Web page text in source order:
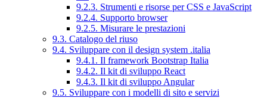
9.2.3. Strumenti e risorse per CSS e JavaScript
9.2.4. Supporto browser
9.2.5. Misurare le prestazioni
9.3. Catalogo del riuso
9.4. Sviluppare con il design system .italia
9.4.1. Il framework Bootstrap Italia
9.4.2. Il kit di sviluppo React
9.4.3. Il kit di sviluppo Angular
9.5. Sviluppare con i modelli di sito e servizi